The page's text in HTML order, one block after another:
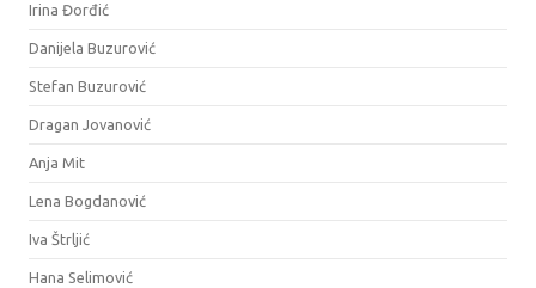
Irina Đorđić
Danijela Buzurović
Stefan Buzurović
Dragan Jovanović
Anja Mit
Lena Bogdanović
Iva Štrljić
Hana Selimović